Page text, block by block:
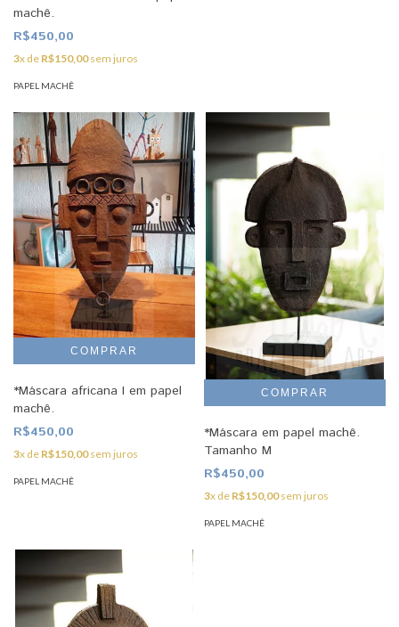
machê.
R$450,00
3x de R$150,00sem juros
PAPEL MACHÊ
*Máscara africana I em papel
machê.
R$450,00
3x de R$150,00sem juros
PAPEL MACHÊ
*Máscara em papel machê.
Tamanho M
R$450,00
3x de R$150,00sem juros
PAPEL MACHÊ